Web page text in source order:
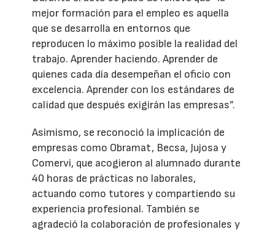
mejor formación para el empleo es aquella
que se desarrolla en entornos que
reproducen lo máximo posible la realidad del
trabajo. Aprender haciendo. Aprender de
quienes cada día desempeñan el oficio con
excelencia. Aprender con los estándares de
calidad que después exigirán las empresas”.
Asimismo, se reconoció la implicación de
empresas como Obramat, Becsa, Jujosa y
Comervi, que acogieron al alumnado durante
40 horas de prácticas no laborales,
actuando como tutores y compartiendo su
experiencia profesional. También se
agradeció la colaboración de profesionales y